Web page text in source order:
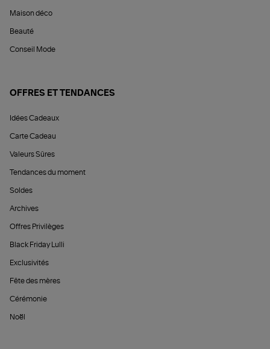
Maison déco
Beauté
Conseil Mode
OFFRES ET TENDANCES
Idées Cadeaux
Carte Cadeau
Valeurs Sûres
Tendances du moment
Soldes
Archives
Offres Privilèges
Black Friday Lulli
Exclusivités
Fête des mères
Cérémonie
Noël